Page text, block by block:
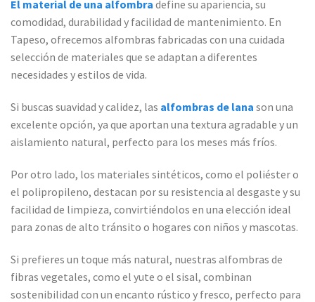
El material de una alfombra define su apariencia, su
comodidad, durabilidad y facilidad de mantenimiento. En
Tapeso, ofrecemos alfombras fabricadas con una cuidada
selección de materiales que se adaptan a diferentes
necesidades y estilos de vida.
Si buscas suavidad y calidez, las alfombras de lana son una
excelente opción, ya que aportan una textura agradable y un
aislamiento natural, perfecto para los meses más fríos.
Por otro lado, los materiales sintéticos, como el poliéster o
el polipropileno, destacan por su resistencia al desgaste y su
facilidad de limpieza, convirtiéndolos en una elección ideal
para zonas de alto tránsito o hogares con niños y mascotas.
Si prefieres un toque más natural, nuestras alfombras de
fibras vegetales, como el yute o el sisal, combinan
sostenibilidad con un encanto rústico y fresco, perfecto para